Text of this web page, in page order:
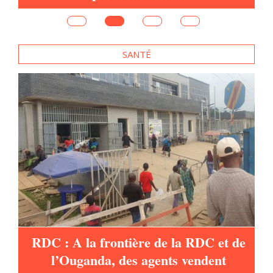
SANTÉ
RDC : A la frontière de la RDC et de
l’Ouganda, des agents vendent